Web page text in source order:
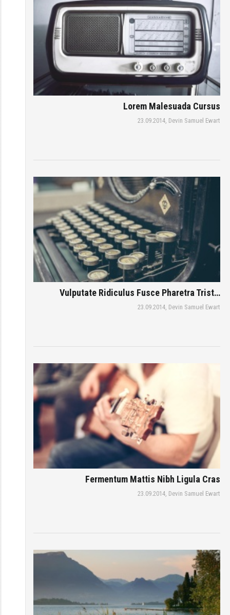
Lorem Malesuada Cursus
23.09.2014, Devin Samuel Ewart
Vulputate Ridiculus Fusce Pharetra Trist…
23.09.2014, Devin Samuel Ewart
Fermentum Mattis Nibh Ligula Cras
23.09.2014, Devin Samuel Ewart